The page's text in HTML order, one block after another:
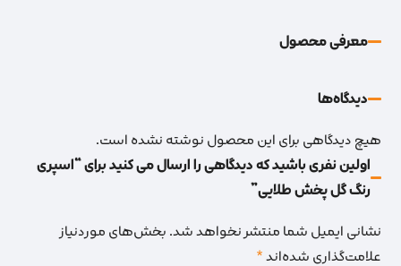
معرفی محصول
دیدگاه‌‌ها
هیچ دیدگاهی برای این محصول نوشته نشده است.
اولین نفری باشید که دیدگاهی را ارسال می کنید برای “اسپری
رنگ گل پخش طلایی”
نشانی ایمیل شما منتشر نخواهد شد.بخش‌های موردنیاز
علامت‌گذاری شده‌اند*